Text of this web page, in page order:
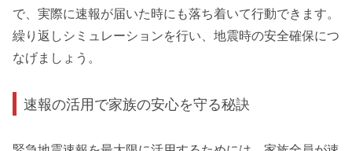
で、実際に速報が届いた時にも落ち着いて行動できます。
繰り返しシミュレーションを行い、地震時の安全確保につ
なげましょう。
速報の活用で家族の安心を守る秘訣